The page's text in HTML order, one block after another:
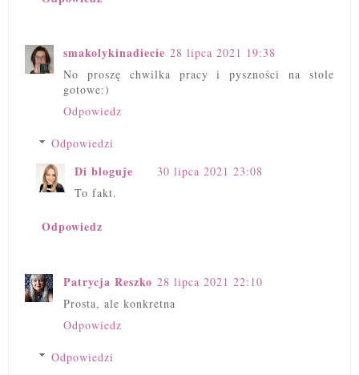
smakolykinadiecie 28 lipca 2021 19:38
No proszę chwilka pracy i pyszności na stole
gotowe:)
Odpowiedz
Odpowiedzi
Di bloguje
30 lipca 2021 23:08
To fakt.
Odpowiedz
Patrycja Reszko 28 lipca 2021 22:10
Prosta, ale konkretna
Odpowiedz
Odpowiedzi